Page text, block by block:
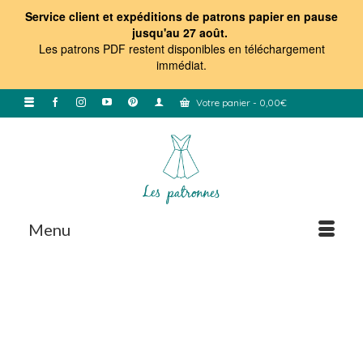
Service client et expéditions de patrons papier en pause
jusqu'au 27 août.
Les patrons PDF restent disponibles en téléchargement
immédiat.
Votre panier - 0,00€
Menu